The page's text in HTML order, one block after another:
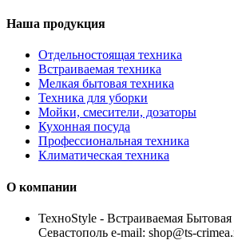
Наша продукция
Отдельностоящая техника
Встраиваемая техника
Мелкая бытовая техника
Техника для уборки
Мойки, смесители, дозаторы
Кухонная посуда
Профессиональная техника
Климатическая техника
О компании
TexноStyle - Встраиваемая
Севастополь e-mail: shop@ts-